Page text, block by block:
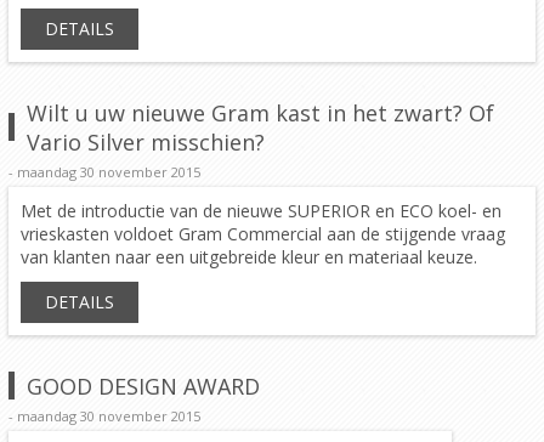
DETAILS
Wilt u uw nieuwe Gram kast in het zwart? Of
Vario Silver misschien?
- maandag 30 november 2015
Met de introductie van de nieuwe SUPERIOR en ECO koel- en
vrieskasten voldoet Gram Commercial aan de stijgende vraag
van klanten naar een uitgebreide kleur en materiaal keuze.
DETAILS
GOOD DESIGN AWARD
- maandag 30 november 2015